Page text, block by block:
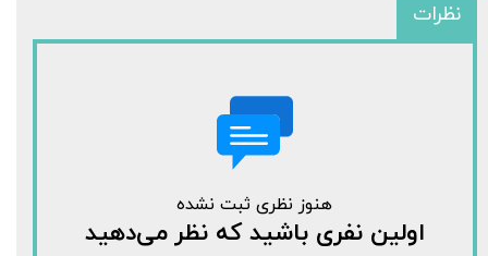
نظرات
هنوز نظری ثبت نشده
اولین نفری باشید که نظر می‌دهید